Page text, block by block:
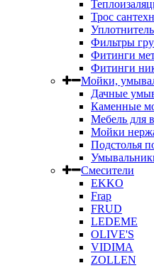
Трос
Фильтры
Фитинги
Фитинги
Мойки,
Дачные
Каменные
Мебель для
Мойки
Подстолья
Смесители
EKKO
Frap
FRUD
LEDEME
OLIVE'S
VIDIMA
ZOLLEN